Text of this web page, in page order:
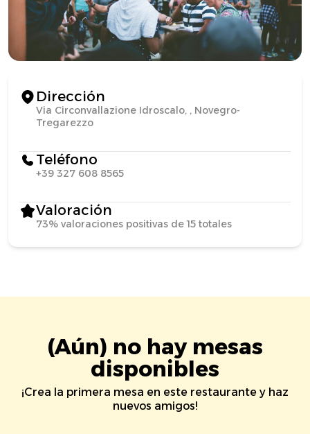
Dirección
Via Circonvallazione Idroscalo, , Novegro-
Tregarezzo
Teléfono
+39 327 608 8565
Valoración
73% valoraciones positivas de 15 totales
(Aún) no hay mesas
disponibles
¡Crea la primera mesa en este restaurante y haz
nuevos amigos!